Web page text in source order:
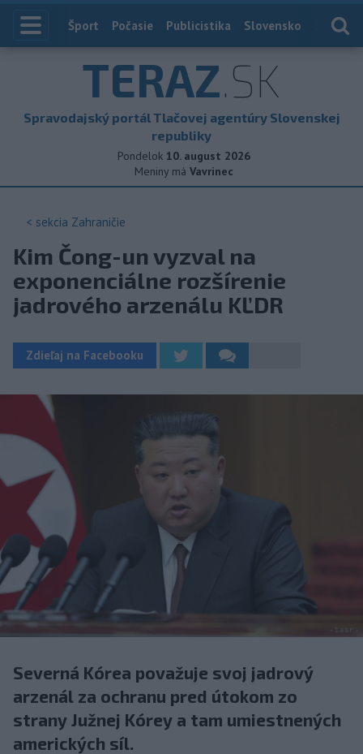
Index
Šport Počasie Publicistika Slovensko
TERAZ.SK
Spravodajský portál Tlačovej agentúry Slovenskej
republiky
Pondelok 10. august 2026
Meniny má Vavrinec
< sekcia Zahraničie
Kim Čong-un vyzval na
exponenciálne rozšírenie
jadrového arzenálu KĽDR
Zdieľaj na Facebooku
Severná Kórea považuje svoj jadrový
arzenál za ochranu pred útokom zo
strany Južnej Kórey a tam umiestnených
amerických síl.